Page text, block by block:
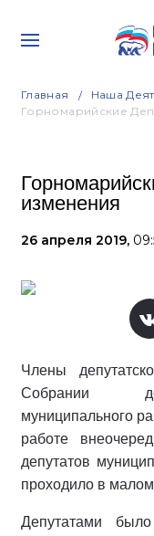
Главная Наша
Горномарийские
изменения
26 апреля 2019,
Члены
Собрании
муниципального
работе
депутатов
проходило в
Депутатами